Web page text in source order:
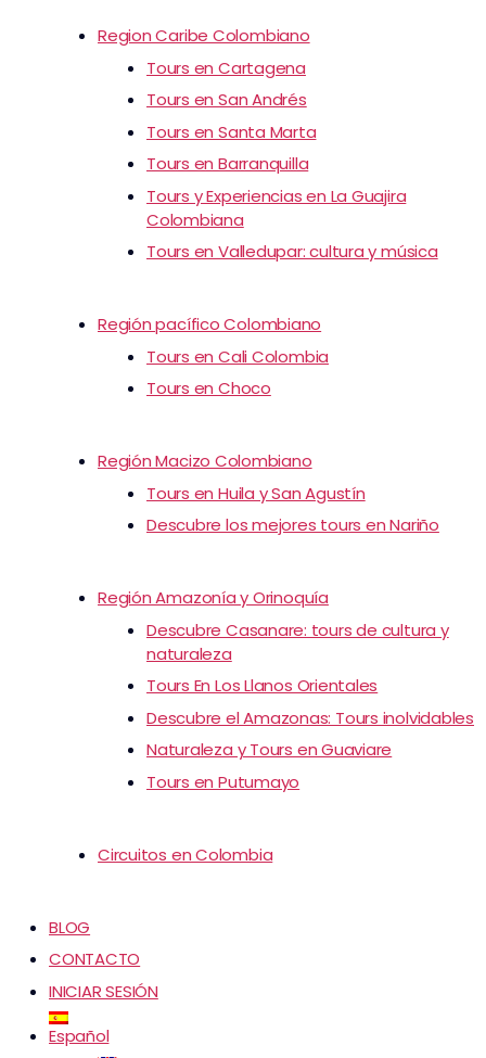
Region Caribe Colombiano
Tours en Cartagena
Tours en San Andrés
Tours en Santa Marta
Tours en Barranquilla
Tours y Experiencias en La Guajira
Colombiana
Tours en Valledupar: cultura y música
Región pacífico Colombiano
Tours en Cali Colombia
Tours en Choco
Región Macizo Colombiano
Tours en Huila y San Agustín
Descubre los mejores tours en Nariño
Región Amazonía y Orinoquía
Descubre Casanare: tours de cultura y
naturaleza
Tours En Los Llanos Orientales
Descubre el Amazonas: Tours inolvidables
Naturaleza y Tours en Guaviare
Tours en Putumayo
Circuitos en Colombia
BLOG
CONTACTO
INICIAR SESIÓN
Español